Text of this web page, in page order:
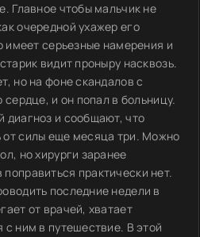
Главное чтобы мальчик не
очередной ухажер его
имеет серьезные намерения и
видит проныру насквозь.
но на фоне скандалов с
сердце, и он попал в больницу.
диагноз и сообщают, что
силы еще месяца три. Можно
но хирурги заранее
практически нет.
последние недели в
от врачей, хватает
с ним в путешествие. В этой